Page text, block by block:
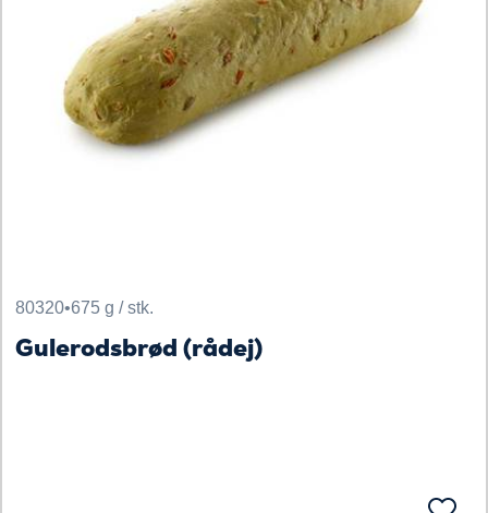
80320•675 g / stk.
Gulerodsbrød (rådej)